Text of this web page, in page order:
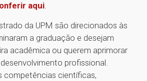
aqui.
da UPM são direcionados às
a graduação e desejam
acadêmica ou querem aprimorar
profissional.
competências científicas,